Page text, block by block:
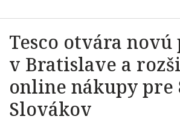
Tesco otvára
v Bratislave a
online nákupy pre
Slovákov